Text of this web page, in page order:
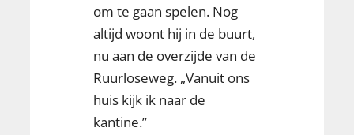
om te gaan spelen. Nog
altijd woont hij in de buurt,
nu aan de overzijde van de
Ruurloseweg. „Vanuit ons
huis kijk ik naar de
kantine.”